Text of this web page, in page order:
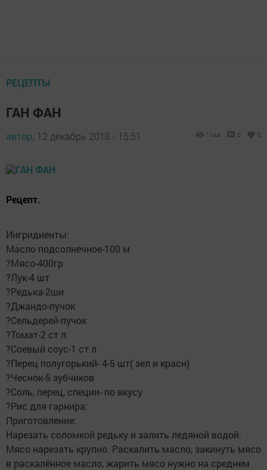
РЕЦЕПТЫ
ГАН ФАН
автор, 12 декабрь 2018 - 15:51 1144 0 0
Рецепт.
Ингридиенты:
Масло подсолнечное-100 м
?Мясо-400гр
?Лук-4 шт
?Редька-2ши
?Джандо-пучок
?Сельдерей-пучок
?Томат-2 ст л
?Соевый соус-1 ст л
?Перец полугорький- 4-5 шт( зел и красн)
?Чеснок-5 зубчиков
?Соль, перец, специи- по вкусу
?Рис для гарнира:
Приготовление:
Нарезать соломкой редьку и залить ледяной водой.
Мясо нарезать крупно. Раскалить масло, закинуть мясо
в раскалённое масло, жарить мясо нужно на среднем